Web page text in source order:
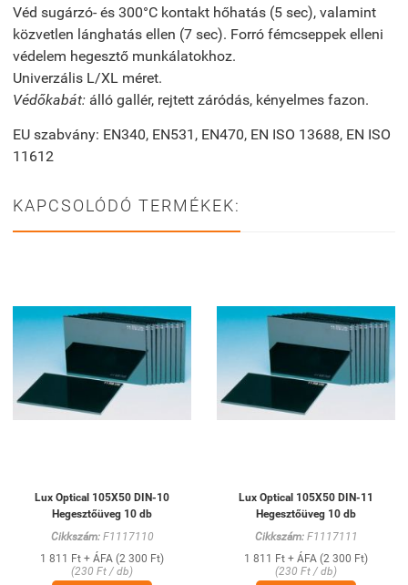
Véd sugárzó- és 300°C kontakt hőhatás (5 sec), valamint
közvetlen lánghatás ellen (7 sec). Forró fémcseppek elleni
védelem hegesztő munkálatokhoz.
Univerzális L/XL méret.
Védőkabát: álló gallér, rejtett záródás, kényelmes fazon.
EU szabvány: EN340, EN531, EN470, EN ISO 13688, EN ISO
11612
KAPCSOLÓDÓ TERMÉKEK:
Lux Optical 105X50 DIN-10
Hegesztőüveg 10 db
Cikkszám:F1117110
1 811 Ft + ÁFA (2 300 Ft)
(230 Ft / db)
Lux Optical 105X50 DIN-11
Hegesztőüveg 10 db
Cikkszám:F1117111
1 811 Ft + ÁFA (2 300 Ft)
(230 Ft / db)